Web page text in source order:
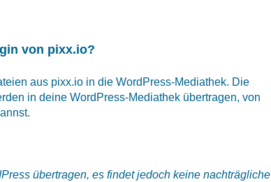
von pixx.io?
aus pixx.io in die WordPress-Mediathek. Die
in deine WordPress-Mediathek übertragen, von
übertragen, es findet jedoch keine nachträgliche